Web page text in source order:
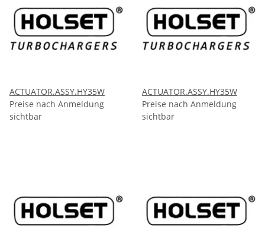
ACTUATOR.ASSY.HY35W
Preise nach Anmeldung
sichtbar
ACTUATOR.ASSY.HY35W
Preise nach Anmeldung
sichtbar